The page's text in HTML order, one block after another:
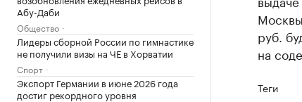
Абу-Даби
Общество
Лидеры сборной России по гимнастике
не получили визы на ЧЕ в Хорватии
Спорт
Экспорт Германии в июне 2026 года
достиг рекордного уровня
руб.
на
Теги